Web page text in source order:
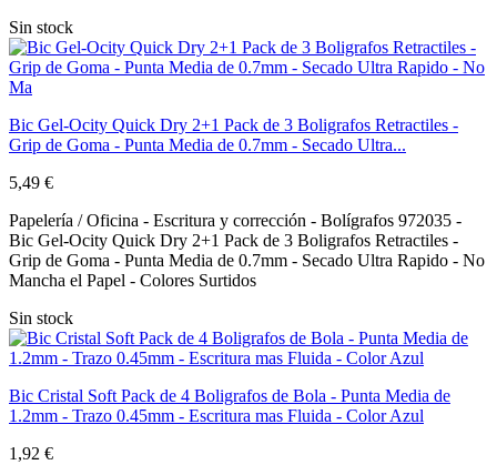
Sin stock
Bic Gel-Ocity Quick Dry 2+1 Pack de 3 Boligrafos Retractiles -
Grip de Goma - Punta Media de 0.7mm - Secado Ultra...
5,49 €
Papelería / Oficina - Escritura y corrección - Bolígrafos 972035 -
Bic Gel-Ocity Quick Dry 2+1 Pack de 3 Boligrafos Retractiles -
Grip de Goma - Punta Media de 0.7mm - Secado Ultra Rapido - No
Mancha el Papel - Colores Surtidos
Sin stock
Bic Cristal Soft Pack de 4 Boligrafos de Bola - Punta Media de
1.2mm - Trazo 0.45mm - Escritura mas Fluida - Color Azul
1,92 €